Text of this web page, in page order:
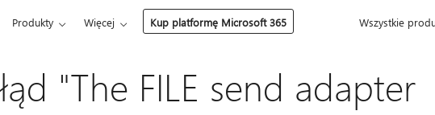
Produkty Więcej Kup platformę Microsoft 365 Wszystkie
"The FILE send adapter